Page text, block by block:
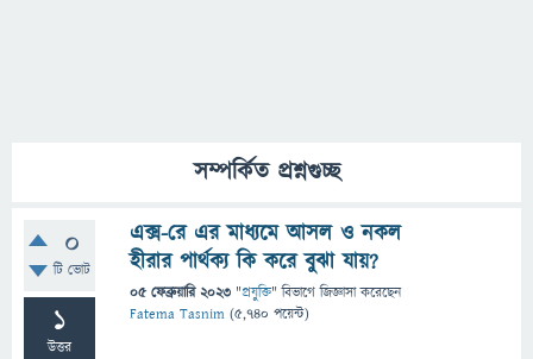
সম্পর্কিত প্রশ্নগুচ্ছ
0
টি ভোট
1
উত্তর
এক্স-রে এর মাধ্যমে আসল ও নকল
হীরার পার্থক্য কি করে বুঝা যায়?
05 ফেব্রুয়ারি 2023 "প্রযুক্তি" বিভাগে জিজ্ঞাসাকরেছেন
Fatema Tasnim (5,740 পয়েন্ট)